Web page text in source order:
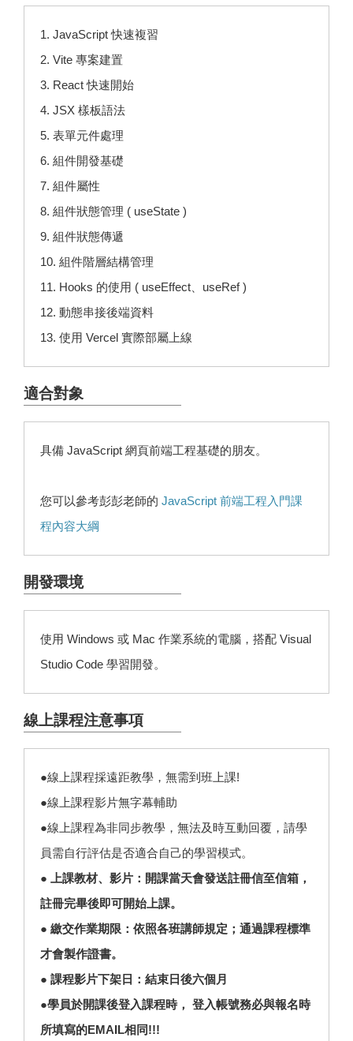
1. JavaScript 快速複習
2. Vite 專案建置
3. React 快速開始
4. JSX 樣板語法
5. 表單元件處理
6. 組件開發基礎
7. 組件屬性
8. 組件狀態管理 ( useState )
9. 組件狀態傳遞
10. 組件階層結構管理
11. Hooks 的使用 ( useEffect、useRef )
12. 動態串接後端資料
13. 使用 Vercel 實際部屬上線
適合對象
具備 JavaScript 網頁前端工程基礎的朋友。
您可以參考彭彭老師的 JavaScript 前端工程入門課
程內容大綱
開發環境
使用 Windows 或 Mac 作業系統的電腦，搭配 Visual
Studio Code 學習開發。
線上課程注意事項
●線上課程採遠距教學，無需到班上課!
●線上課程影片無字幕輔助
●線上課程為非同步教學，無法及時互動回覆，請學
員需自行評估是否適合自己的學習模式。
● 上課教材、影片：開課當天會發送註冊信至信箱，
註冊完畢後即可開始上課。
● 繳交作業期限：依照各班講師規定；通過課程標準
才會製作證書。
● 課程影片下架日：結束日後六個月
●學員於開課後登入課程時， 登入帳號務必與報名時
所填寫的EMAIL相同!!!